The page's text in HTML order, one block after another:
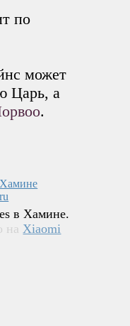
по
может
Царь, а
.
в Хамине.
на Xiaomi